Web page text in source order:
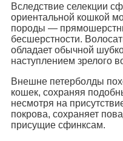
Вследствие селекции
ориентальной кошкой
породы —
бесшерстности.
обладает обычной
наступлением зрелого
Внешне петерболды
кошек, сохраняя
несмотря на
покрова, сохраняет
присущие сфинксам.